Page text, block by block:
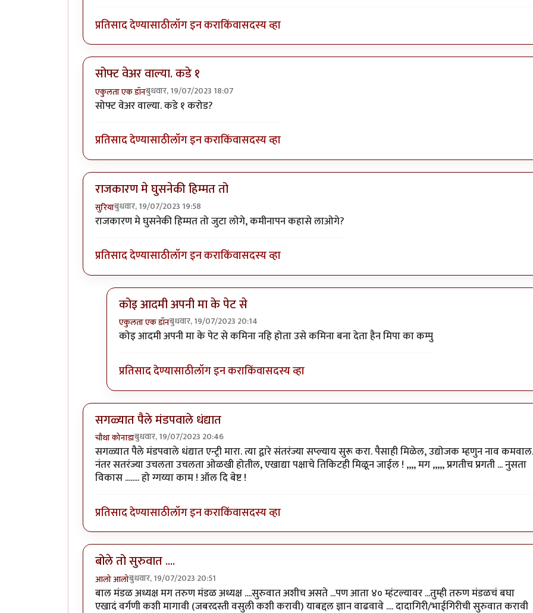
प्रतिसाद देण्यासाठीलॉग इन कराकिंवासदस्य व्हा
सोफ्ट वेअर वाल्या. कडे १
एकुलता एक डॉनबुधवार, 19/07/2023 18:07
सोफ्ट वेअर वाल्या. कडे १ करोड?
प्रतिसाद देण्यासाठीलॉग इन कराकिंवासदस्य व्हा
राजकारण मे घुसनेकी हिम्मत तो
सुरियाबुधवार, 19/07/2023 19:58
राजकारण मे घुसनेकी हिम्मत तो जुटा लोगे, कमीनापन कहासे लाओगे?
प्रतिसाद देण्यासाठीलॉग इन कराकिंवासदस्य व्हा
कोइ आदमी अपनी मा के पेट से
एकुलता एक डॉनबुधवार, 19/07/2023 20:14
In reply toराजकारण मे घुसनेकी हिम्मत तोbyसुरिया
कोइ आदमी अपनी मा के पेट से कमिना नहि होता उसे कमिना बना देता हैन मिपा का कम्पु
प्रतिसाद देण्यासाठीलॉग इन कराकिंवासदस्य व्हा
सगळ्यात पैले मंडपवाले धंद्यात
चौथा कोनाडाबुधवार, 19/07/2023 20:46
सगळ्यात पैले मंडपवाले धंद्यात एन्ट्री मारा. त्या द्वारे संतरंज्या सप्ल्याय सुरू करा. पैसाही मिळेल, उद्योजक म्हणुन नाव कमवाल.
नंतर सतरंज्या उचलता उचलता ओळखी होतील, एखाद्या पक्षाचे तिकिटही मिळून जाईल ! ,,,, मग ,,,,, प्रगतीच प्रगती ... नुसता
विकास ........ हो ग्गय्या काम ! ऑल दि बेष्ट !
प्रतिसाद देण्यासाठीलॉग इन कराकिंवासदस्य व्हा
बोले तो सुरुवात ....
आलो आलोबुधवार, 19/07/2023 20:51
बाल मंडळ अध्यक्ष मग तरुण मंडळ अध्यक्ष ....सुरुवात अशीच असते ...पण आता ४० म्हंटल्यावर ...तुम्ही तरुण मंडळचं बघा
एखादं वर्गणी कशी मागावी (जबरदस्ती वसुली कशी करावी) याबद्दल ज्ञान वाढवावे .... दादागिरी/भाईगिरीची सुरुवात करावी